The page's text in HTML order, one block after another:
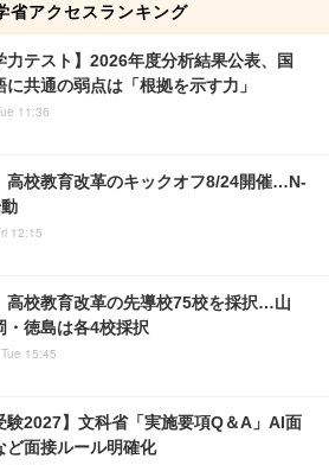
省アクセスランキング
力テスト】2026年度分析結果公表、国
に共通の弱点は「根拠を示す力」
11:36
高校教育改革のキックオフ8/24開催…N-
12:15
高校教育改革の先導校75校を採択…山
・徳島は各4校採択
15:45
験2027】文科省「実施要項Q＆A」AI面
ど面接ルール明確化